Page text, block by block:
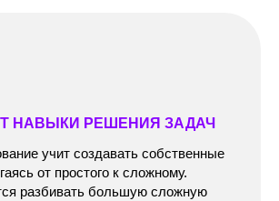
НАВЫКИ РЕШЕНИЯ ЗАДАЧ
учит создавать собственные
от простого к сложному.
разбивать большую сложную